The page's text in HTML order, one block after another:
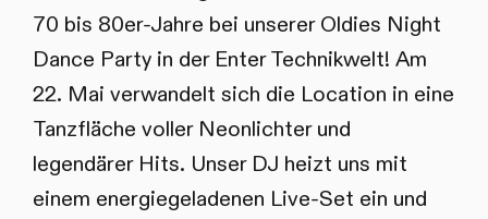
70 bis 80er-Jahre bei unserer Oldies Night
Dance Party in der Enter Technikwelt! Am
22. Mai verwandelt sich die Location in eine
Tanzfläche voller Neonlichter und
legendärer Hits. Unser DJ heizt uns mit
einem energiegeladenen Live-Set ein und